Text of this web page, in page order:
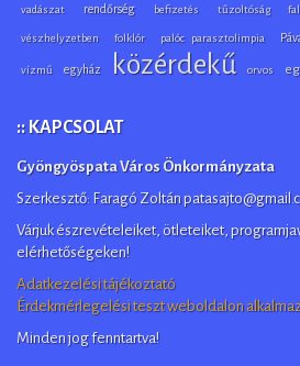
vadászat rendőrség befizetés tűzoltóság
vészhelyzetben folklór palóc parasztolimpia
vízmű egyház közérdekű orvos
:: KAPCSOLAT
Gyöngyöspata Város Önkormányzata
Szerkesztő: Faragó Zoltán
Várjuk észrevételeiket, ötleteiket,
elérhetőségeken!
Adatkezelési tájékoztató
Érdekmérlegelési teszt weboldalon
Minden jog fenntartva!